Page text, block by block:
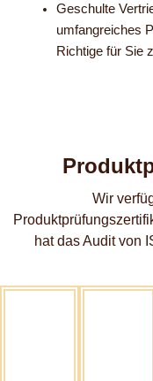
Geschulte
umfangreiches
Richtige für Sie
Wir
hat das Audit von